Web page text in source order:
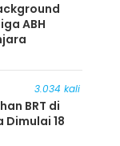
ABH
3.034 kali
BRT di
Dimulai 18